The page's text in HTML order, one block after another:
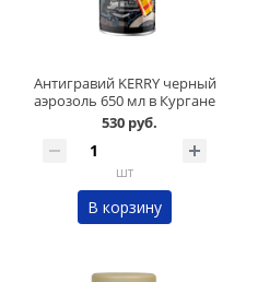
Антигравий KERRY черный
аэрозоль 650 мл в Кургане
530 руб.
шт
В корзину